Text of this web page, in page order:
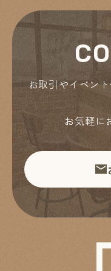
お取引やイベン
お気軽に